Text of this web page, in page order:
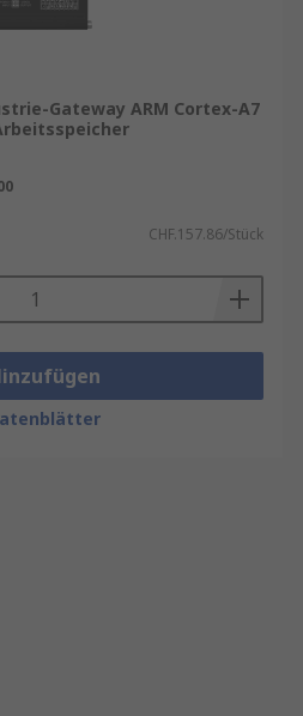
Gateway ARM Cortex-A7
CHF.157.86/Stück